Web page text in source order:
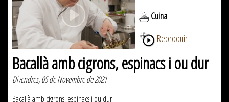
Cuina
Reproduir
Bacallà amb cigrons, espinacs i ou dur
Divendres, 05 de Novembre de 2021
Bacallà amb cigrons, espinacs i ou dur